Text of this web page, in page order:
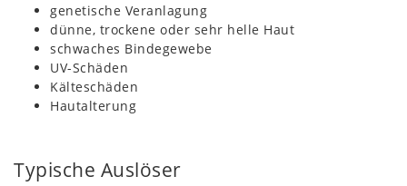
genetische Veranlagung
dünne, trockene oder sehr helle Haut
schwaches Bindegewebe
UV-Schäden
Kälteschäden
Hautalterung
Typische Auslöser